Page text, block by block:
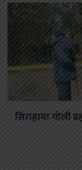
सिराहामा गोली